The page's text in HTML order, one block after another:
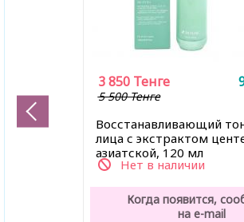
Восстанавливающий
лица с экстрактом
азиатской, 120 мл
Нет в наличии
3 850 Тенге
5 500 Тенге
Когда появится,
на e-mail